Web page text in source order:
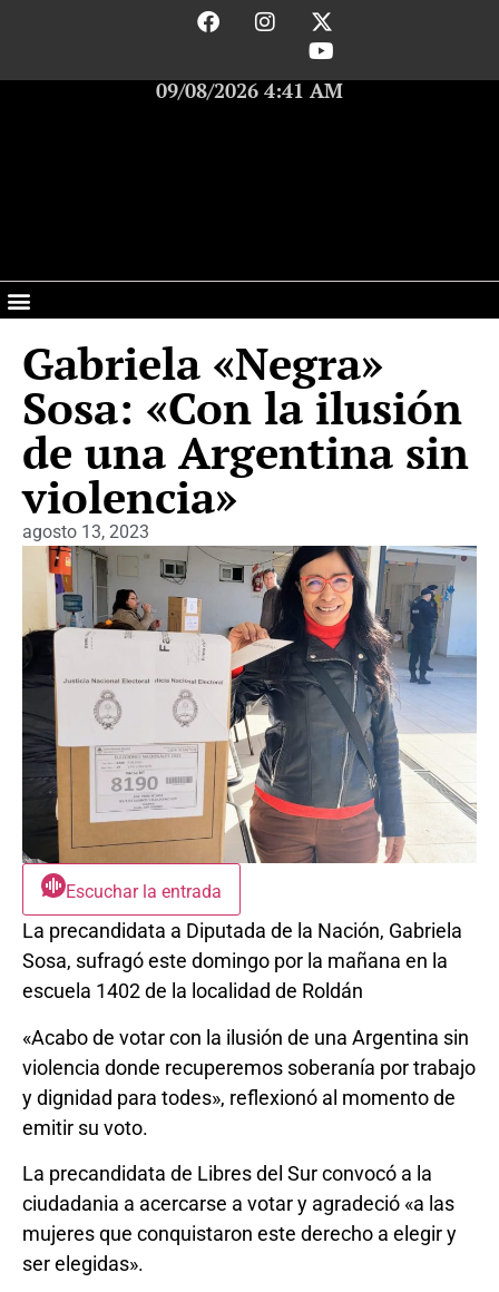
09/08/2026 4:41 AM
Gabriela «Negra»
Sosa: «Con la ilusión
de una Argentina sin
violencia»
agosto 13, 2023
Escuchar la entrada
La precandidata a Diputada de la Nación, Gabriela
Sosa, sufragó este domingo por la mañana en la
escuela 1402 de la localidad de Roldán
«Acabo de votar con la ilusión de una Argentina sin
violencia donde recuperemos soberanía por trabajo
y dignidad para todes», reflexionó al momento de
emitir su voto.
La precandidata de Libres del Sur convocó a la
ciudadania a acercarse a votar y agradeció «a las
mujeres que conquistaron este derecho a elegir y
ser elegidas».